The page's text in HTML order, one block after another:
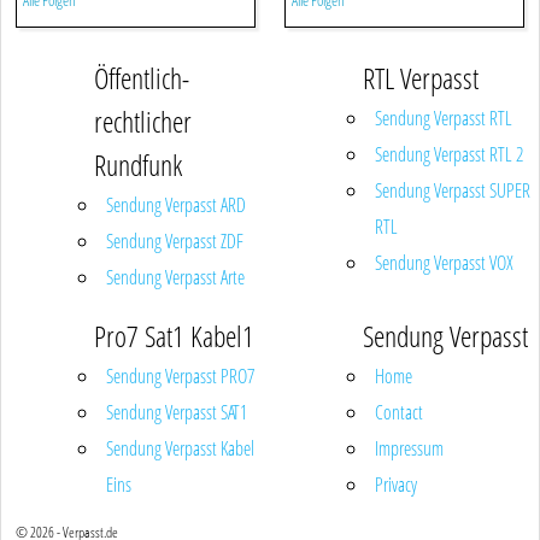
Öffentlich-
rechtlicher
Rundfunk
Sendung Verpasst ARD
Sendung Verpasst ZDF
Sendung Verpasst Arte
RTL Verpasst
Sendung Verpasst RTL
Sendung Verpasst RTL 2
Sendung Verpasst SUPER
RTL
Sendung Verpasst VOX
Pro7 Sat1 Kabel1
Sendung Verpasst PRO7
Sendung Verpasst SAT1
Sendung Verpasst Kabel
Eins
Sendung Verpasst
Home
Contact
Impressum
Privacy
© 2026 - Verpasst.de